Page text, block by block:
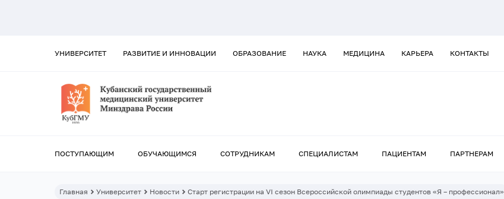
УНИВЕРСИТЕТ РАЗВИТИЕ И ИННОВАЦИИ ОБРАЗОВАНИЕ НАУКА МЕДИЦИНА КАРЬЕРА КОНТАКТЫ
ПОСТУПАЮЩИМ ОБУЧАЮЩИМСЯ СОТРУДНИКАМ СПЕЦИАЛИСТАМ ПАЦИЕНТАМ ПАРТНЕРАМ
Главная Университет Новости Старт регистрации на VI сезон Всероссийской олимпиады студентов «Я – профессионал»